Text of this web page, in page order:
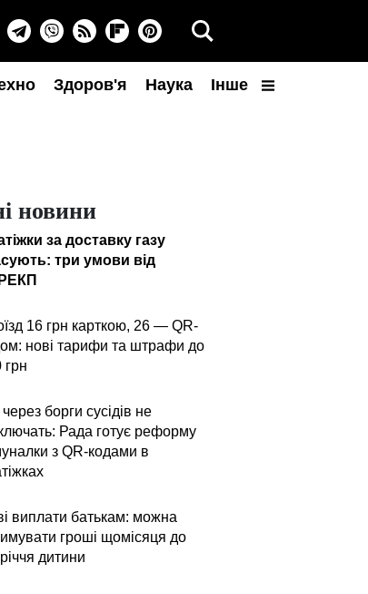
Здоров'я Наука Інше
новини
за доставку газу
три умови від
16 грн карткою, 26 — QR-
нові тарифи та штрафи до
грн
через борги сусідів не
Рада готує реформу
з QR-кодами в
виплати батькам: можна
гроші щомісяця до
дитини